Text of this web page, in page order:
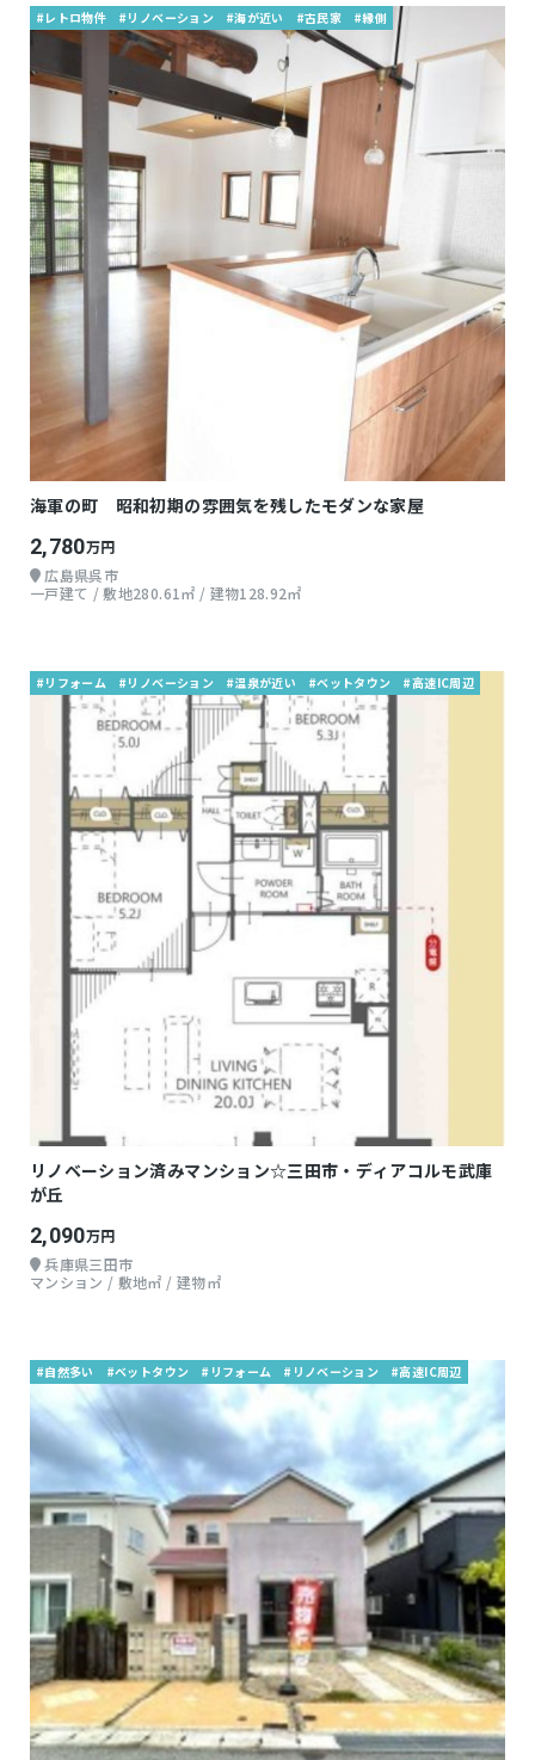
#レトロ物件 #リノベーション #海が近い #古民家 #縁側
海軍の町 昭和初期の雰囲気を残したモダンな家屋
2,780万円
広島県呉市
一戸建て / 敷地280.61㎡ / 建物128.92㎡
#リフォーム #リノベーション #温泉が近い #ベットタウン #高速IC周辺
リノベーション済みマンション☆三田市・ディアコルモ武庫
が丘
2,090万円
兵庫県三田市
マンション / 敷地㎡ / 建物㎡
#自然多い #ベットタウン #リフォーム #リノベーション #高速IC周辺